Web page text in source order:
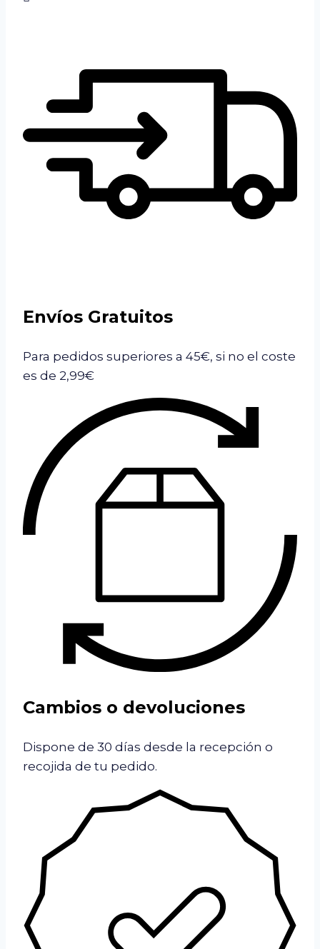
Envíos Gratuitos
Para pedidos superiores a 45€, si no el coste
es de 2,99€
Cambios o devoluciones
Dispone de 30 días desde la recepción o
recojida de tu pedido.